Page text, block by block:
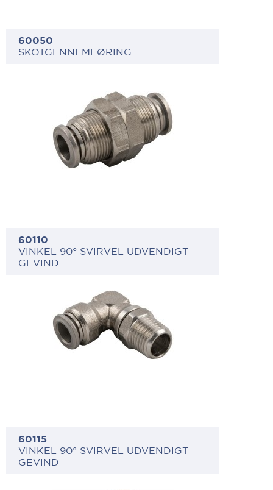
60050
SKOTGENNEMFØRING
60110
VINKEL 90° SVIRVEL UDVENDIGT
GEVIND
60115
VINKEL 90° SVIRVEL UDVENDIGT
GEVIND